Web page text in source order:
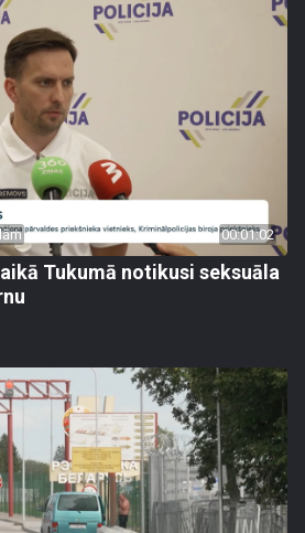
00:01:02
Tukumā notikusi seksuāla